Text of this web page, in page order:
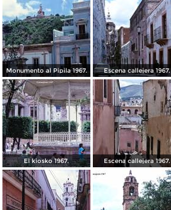
Monumento al Pipila 1967. Escena callejera 1967.
El kiosko 1967. Escena callejera 1967.